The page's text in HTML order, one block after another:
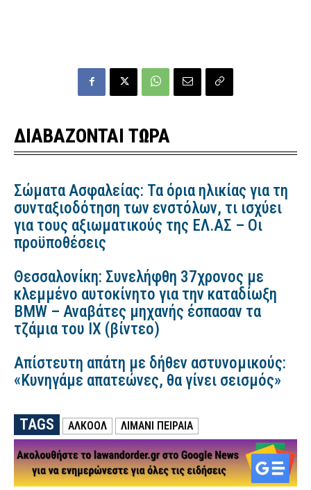
ΔΙΑΒΑΖΟΝΤΑΙ ΤΩΡΑ
Σώματα Ασφαλείας: Τα όρια ηλικίας για τη
συνταξιοδότηση των ενστόλων, τι ισχύει
για τους αξιωματικούς της ΕΛ.ΑΣ – Οι
προϋποθέσεις
Θεσσαλονίκη: Συνελήφθη 37χρονος με
κλεμμένο αυτοκίνητο για την καταδίωξη
BMW – Αναβάτες μηχανής έσπασαν τα
τζάμια του ΙΧ (βίντεο)
Απίστευτη απάτη με δήθεν αστυνομικούς:
«Κυνηγάμε απατεώνες, θα γίνει σεισμός»
TAGS ΑΛΚΟΟΛ ΛΙΜΑΝΙ ΠΕΙΡΑΙΑ